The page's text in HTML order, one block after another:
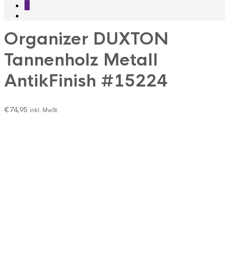
Organizer DUXTON
Tannenholz Metall
AntikFinish #15224
€74,95 inkl. MwSt.